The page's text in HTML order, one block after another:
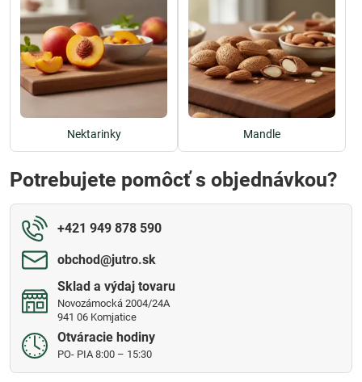
Nektarinky Mandle
Potrebujete pomôcť s objednávkou?
+421 949 878 590
obchod​@jutro​.sk
Sklad a výdaj tovaru
Novozámocká 2004/24A
941 06 Komjatice
Otváracie hodiny
PO- PIA 8:00 – 15:30